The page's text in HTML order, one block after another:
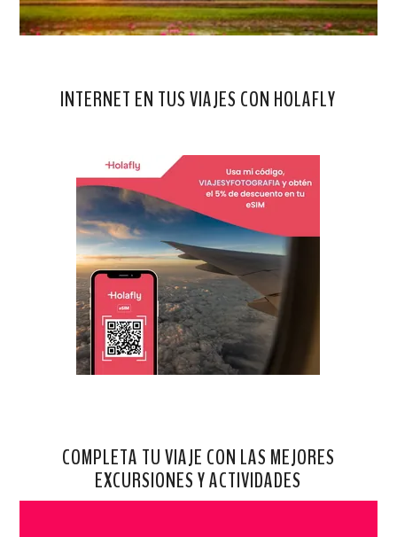
INTERNET EN TUS VIAJES CON HOLAFLY
COMPLETA TU VIAJE CON LAS MEJORES
EXCURSIONES Y ACTIVIDADES